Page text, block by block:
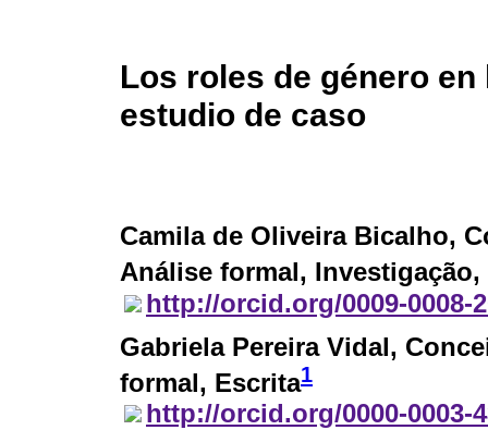
Los roles de género
estudio de caso
Camila de Oliveira Bicalho,
Análise formal,
http://orcid.org/0009-0008-
Gabriela Pereira Vidal,
formal, Escrita1
http://orcid.org/0000-0003-